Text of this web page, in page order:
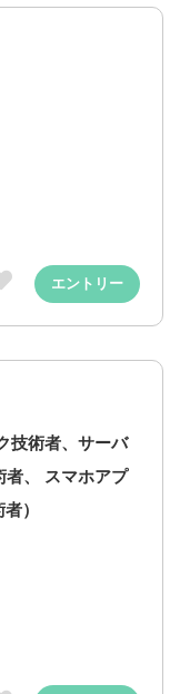
エントリー
技術者、サーバ
者、 スマホアプ
）